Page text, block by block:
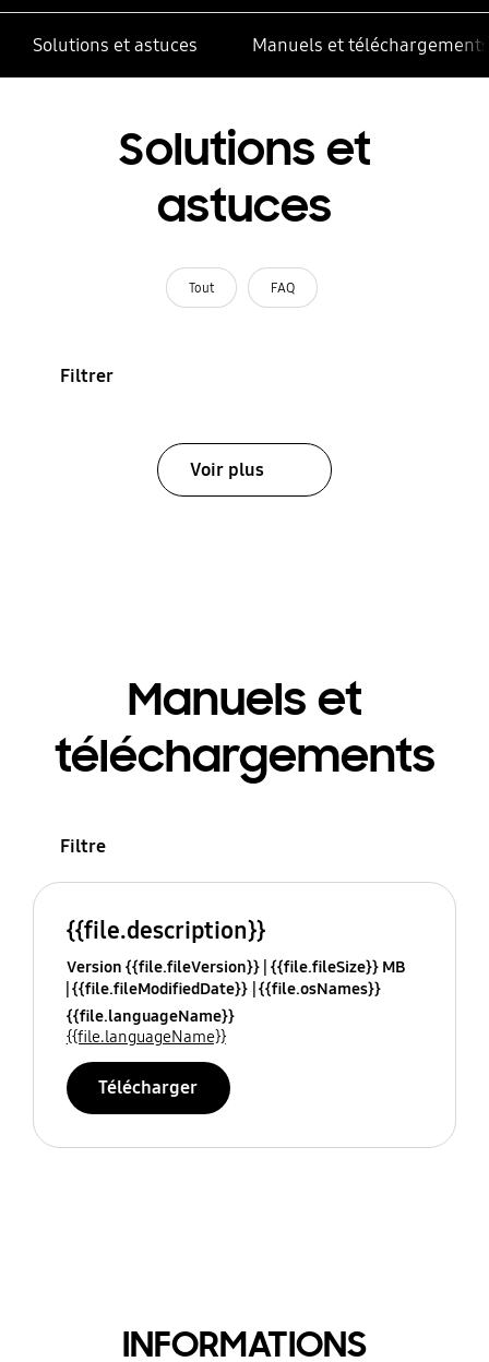
Solutions et astuces Manuels et téléchargements
Solutions et
astuces
Tout FAQ
Filtrer
Voir plus
Manuels et
téléchargements
Filtre
{{file.description}}
Version {{file.fileVersion}} {{file.fileSize}} MB
{{file.fileModifiedDate}} {{file.osNames}}
{{file.languageName}}
{{file.languageName}}
Télécharger
INFORMATIONS